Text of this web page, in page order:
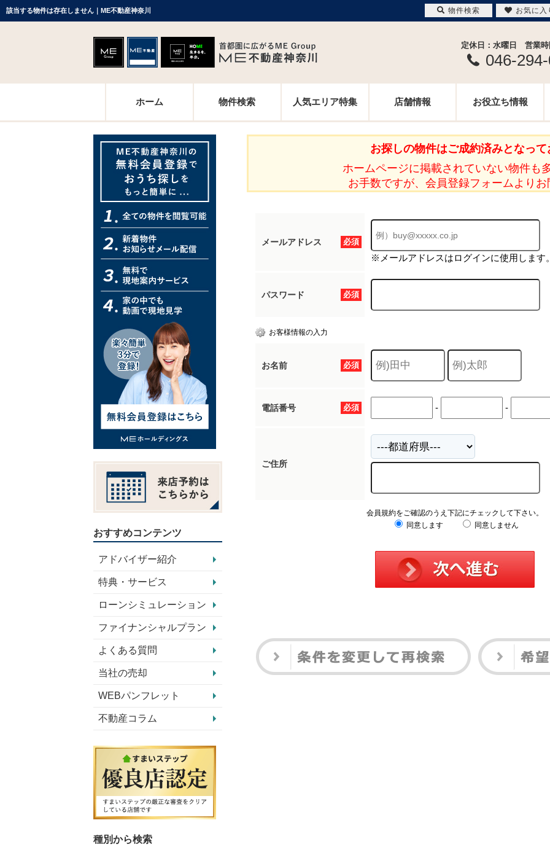
該当する物件は存在しません｜ME不動産神奈川
定休日：水曜日 営業
046-
ホーム 物件検索 人気エリア特集 店舗情報 お役立ち情報
お探しの物件はご成約済みとなって
ホームページに掲載されていない物件も
お手数ですが、会員登録フォームよりお
必須
メールアドレス
※メールアドレスはログインに使用します。
必須
パスワード
お客様情報の入力
必須
お名前
必須
電話番号 - -
ご住所
会員規約をご確認のうえ下記にチェックして下さい。
同意します
同意しません
おすすめコンテンツ
アドバイザー紹介
特典・サービス
ローンシミュレーション
ファイナンシャルプラン
よくある質問
当社の売却
WEBパンフレット
不動産コラム
種別から検索
物件検索 お気に入